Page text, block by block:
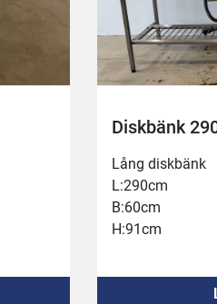
Diskbänk
Lång diskbänk
L:290cm
B:60cm
H:91cm